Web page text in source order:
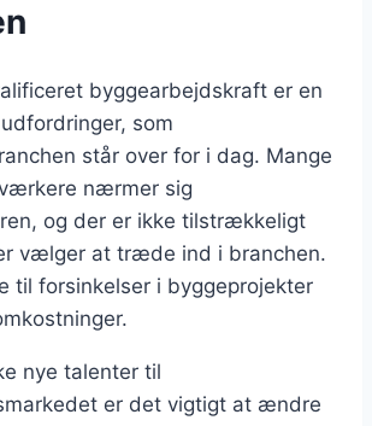
byggearbejdskraft er en
som
står over for i dag. Mange
nærmer sig
og der er ikke tilstrækkeligt
vælger at træde ind i branchen.
til forsinkelser i byggeprojekter
nye talenter til
er det vigtigt at ændre